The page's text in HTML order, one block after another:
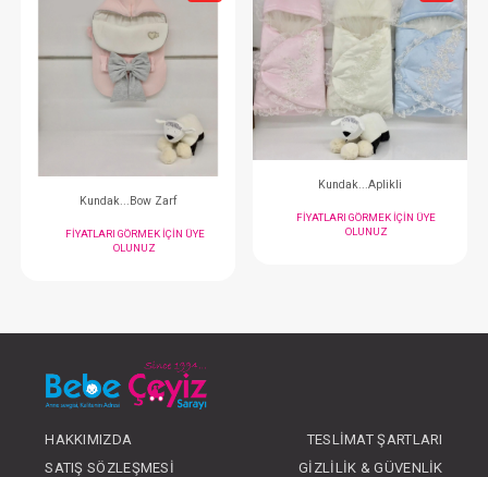
Alt Açma...Ayı Figürlü - Pembe
OLUNUZ
FIYATLARI
HAKKIMIZDA
TESLIMAT ŞARTLARI
SATIŞ SÖZLEŞMESI
GIZLILIK & GÜVENLIK